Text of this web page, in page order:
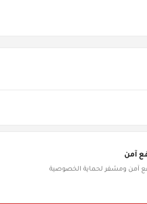
آمن
آمن ومشفر لحماية الخصوصية